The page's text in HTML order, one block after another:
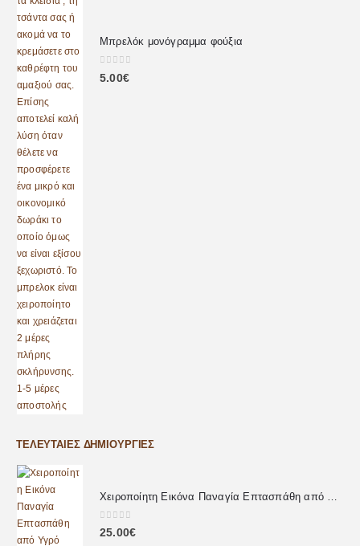
Μπρελόκ μονόγραμμα φούξια
0 out of 5
5.00€
ΤΕΛΕΥΤΑΊΕΣ ΔΗΜΙΟΥΡΓΊΕΣ
0out of 5
25.00€